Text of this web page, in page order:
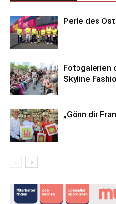
Perle des
Fotogalerien
Skyline
„Gönn dir